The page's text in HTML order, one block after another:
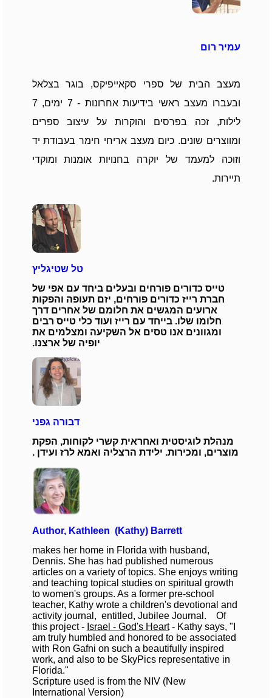
עמיר רום
מעצב הבית של ספרי סקאייפיקס, בוגר בצלאל
ובעברו מעצב ראשי בידיעות אחרונות - 7 ימים, 7
לילות, זכה בפרסים והוקרות על עיצוב ספרים
ומווצרים שונים. כיום מעצב אריחי חימר בעבודת יד
וזוכה למעמד של יוקרה בחנויות אומנות ומוקדי
תיירות.
טל שטיגליץ
טייס כדורים פורחים ובעלים ביחד עם אפי של
חברת רייז כדורים פורחים, יזם תעופה והפקות
ארועים המגשים את חלומם של אחרים דרך
חלומו שלו. בייחד עם רייז ועוד כלי טייס רבים
ומגוונים אנו טסים אל השקיעה ומצלמים את
יופיה של ארצנו.
דבורה גפני
מנהלת לוגיסטית ואחראית קשרי לקוחות, הפקת
מוצרים, ומכירות. ילידת הרצליה ואמא לרז ועידן .
Author, Kathleen (Kathy) Barrett
makes her home in Florida with husband,
Dennis. She has had published numerous
articles on a variety of topics. She enjoys writing
and teaching topical studies on spiritual growth
to women's groups. As a former pre-school
teacher, Kathy wrote a children's devotional and
activity journal, entitled, Jubilee Journal. Of
this project - Israel - God's Heart- Kathy says, "I
am truly humbled and honored to be associated
with Ron Gafni on such a beautifully inspired
work, and also to be SkyPics representative in
Florida."
Scripture used is from the NIV (New
International Version)